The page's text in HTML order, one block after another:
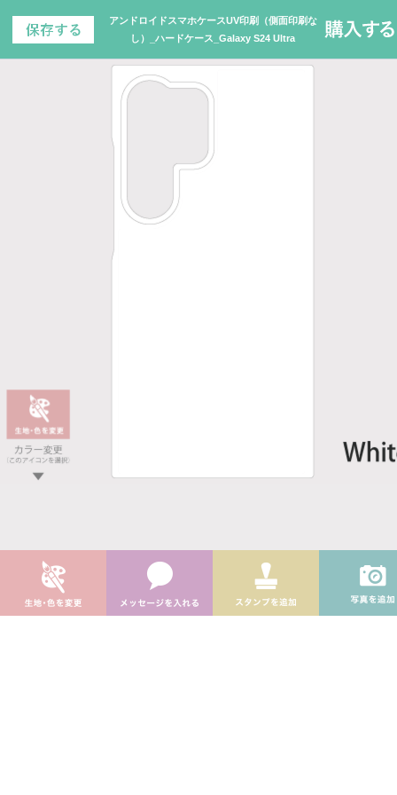
アンドロイドスマホケースUV印刷（側面印刷な
し）_ハードケース_Galaxy S24 Ultra